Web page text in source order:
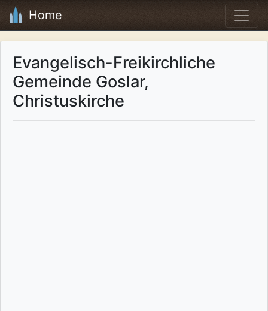
Home
Evangelisch-Freikirchliche
Gemeinde Goslar,
Christuskirche